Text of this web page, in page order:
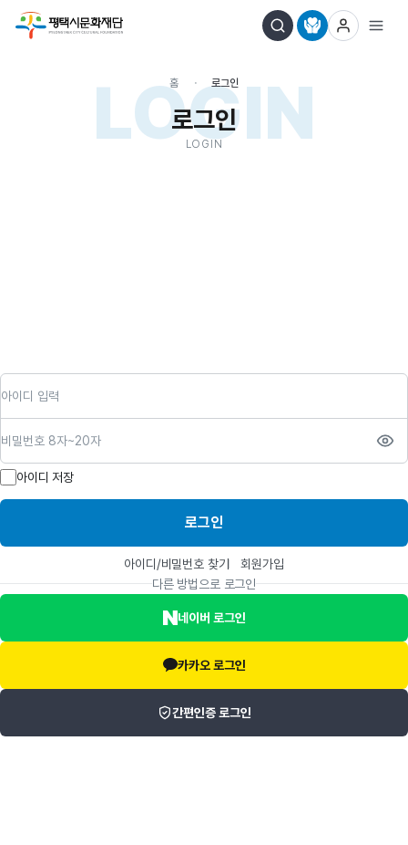
LOGIN
홈 로그인
로그인
LOGIN
아이디 저장
로그인
아이디/비밀번호 찾기
회원가입
다른 방법으로 로그인
네이버 로그인
카카오 로그인
간편인증 로그인